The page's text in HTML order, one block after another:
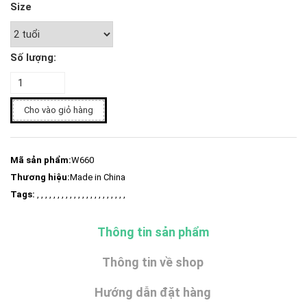
Size
Số lượng:
Cho vào giỏ hàng
Mã sản phẩm:W660
Thương hiệu:Made in China
Tags: , , , , , , , , , , , , , , , , , , , , , ,
Thông tin sản phẩm
Thông tin về shop
Hướng dẫn đặt hàng